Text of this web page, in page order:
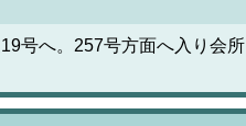
号へ。257号方面へ入り会所